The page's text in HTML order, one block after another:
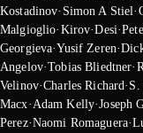
Kostadinov· Simon A Stiel·
Malgioglio· Kirov·Desi·
Georgieva·Yusif Zeren·
Angelov·Tobias Bliedtner·
Velinov·Charles Richard·
Macx· Adam Kelly·Joseph
Perez·Naomi Romaguera·